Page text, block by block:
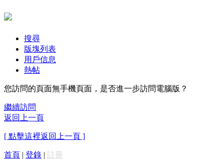
搜尋
版塊列表
用戶信息
熱帖
您訪問的頁面無手機頁面，是否進一步訪問電腦版？
繼續訪問
返回上一頁
[ 點擊這裡返回上一頁 ]
首頁 | 登錄 | 註冊